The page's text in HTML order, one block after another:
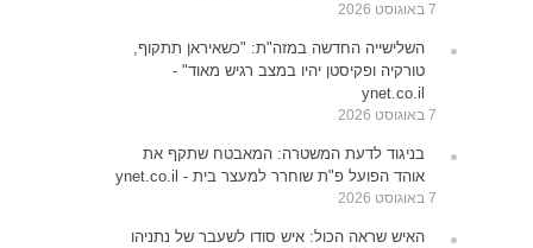
7 באוגוסט 2026
השלישייה החדשה במזה"ת: "כשאיראן תתקוף,
טורקיה ופקיסטן יהיו במצב רגיש מאוד" -
ynet.co.il
7 באוגוסט 2026
בניגוד לדעת המשטרה: המאבטח שתקף את
אוהד הפועל פ"ת שוחרר למעצר בית - ynet.co.il
7 באוגוסט 2026
האיש שראה הכול: איש סודו לשעבר של נתניהו